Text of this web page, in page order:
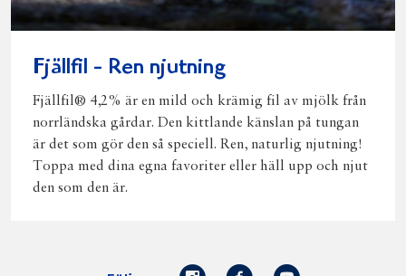
Fjällfil - Ren njutning
Fjällfil® 4,2% är en mild och krämig fil av mjölk från
norrländska gårdar. Den kittlande känslan på tungan
är det som gör den så speciell. Ren, naturlig njutning!
Toppa med dina egna favoriter eller häll upp och njut
den som den är.